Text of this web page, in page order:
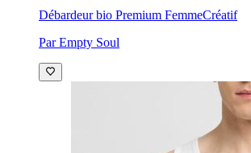
Débardeur bio Premium FemmeCréatif
Par Empty Soul